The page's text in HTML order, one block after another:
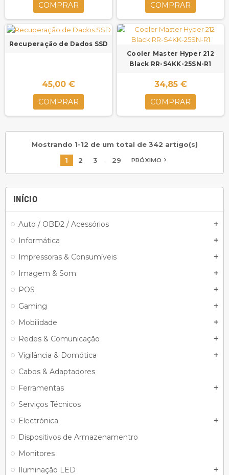
INÍCIO
Auto / OBD2 / Acessórios add
Informática add
Impressoras & Consumíveis add
Imagem & Som add
POS add
Gaming add
Mobilidade add
Redes & Comunicação add
Vigilância & Domótica add
Cabos & Adaptadores
Ferramentas
add
Serviços Técnicos
Electrónica
add
Dispositivos de Armazenamentro
Monitores
Iluminação LED
add
COMPRAR COMPRAR
Recuperação de Dados SSD
45,00 €
COMPRAR
Cooler Master Hyper 212
Black RR-S4KK-25SN-R1
34,85 €
COMPRAR
Mostrando 1-12 de um total de 342 artigo(s)
1
2 3 29 PRÓXIMO navigate_next